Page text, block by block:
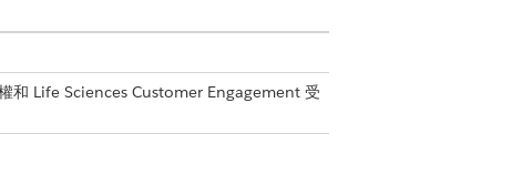
和 Life Sciences Customer Engagement 受